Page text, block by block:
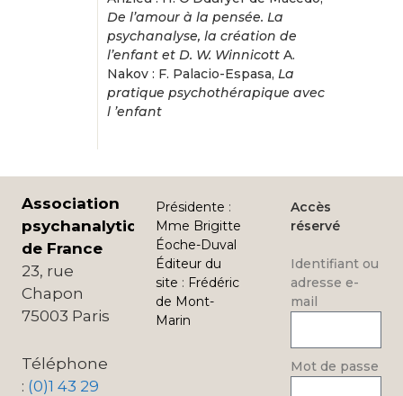
De l’amour à la pensée. La
psychanalyse, la création de
l’enfant et D. W. Winnicott A.
Nakov : F. Palacio-Espasa, La
pratique psychothérapique avec
l ’enfant
Association
psychanalytique
de France
23, rue
Chapon
75003 Paris
Téléphone
: (0)1 43 29
Présidente :
Mme Brigitte
Éoche-Duval
Éditeur du
site : Frédéric
de Mont-
Marin
Accès
réservé
Identifiant ou
adresse e-
mail
Mot de passe